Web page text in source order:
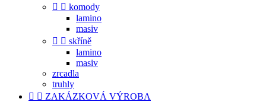
  komody
lamino
masiv
  skříně
lamino
masiv
zrcadla
truhly
  ZAKÁZKOVÁ VÝROBA